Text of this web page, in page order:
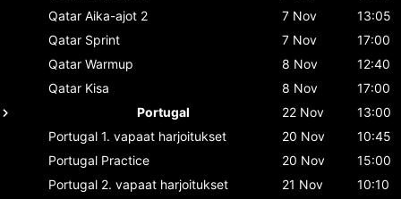
Qatar Aika-ajot 2 7 Nov
13:05
Qatar Sprint 7 Nov
17:00
Qatar Warmup 8 Nov
12:40
Qatar Kisa 8 Nov
17:00
Portugal
22 Nov
13:00
Portugal 1. vapaat harjoitukset 20 Nov
10:45
Portugal Practice 20 Nov
15:00
Portugal 2. vapaat harjoitukset 21 Nov
10:10